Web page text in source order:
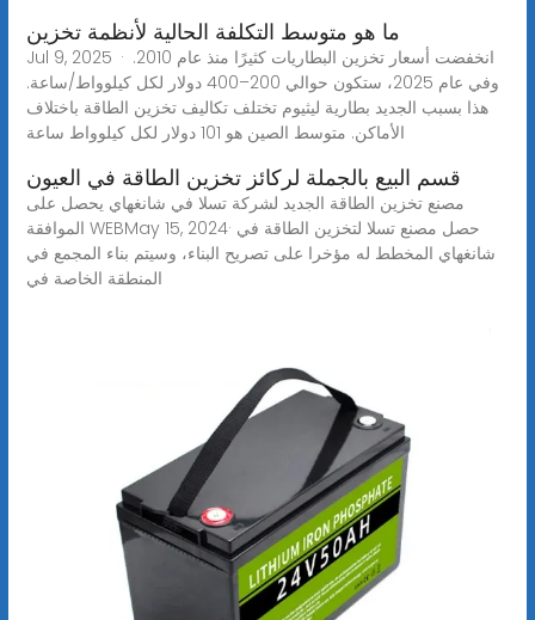
ما هو متوسط التكلفة الحالية لأنظمة تخزين
Jul 9, 2025 · انخفضت أسعار تخزين البطاريات كثيرًا منذ عام 2010.
وفي عام 2025، ستكون حوالي 200–400 دولار لكل كيلوواط/ساعة.
هذا بسبب الجديد بطارية ليثيوم تختلف تكاليف تخزين الطاقة باختلاف
الأماكن. متوسط الصين هو 101 دولار لكل كيلوواط ساعة
قسم البيع بالجملة لركائز تخزين الطاقة في العيون
مصنع تخزين الطاقة الجديد لشركة تسلا في شانغهاي يحصل على
الموافقة WEBMay 15, 2024· حصل مصنع تسلا لتخزين الطاقة في
شانغهاي المخطط له مؤخرا على تصريح البناء، وسيتم بناء المجمع في
المنطقة الخاصة في